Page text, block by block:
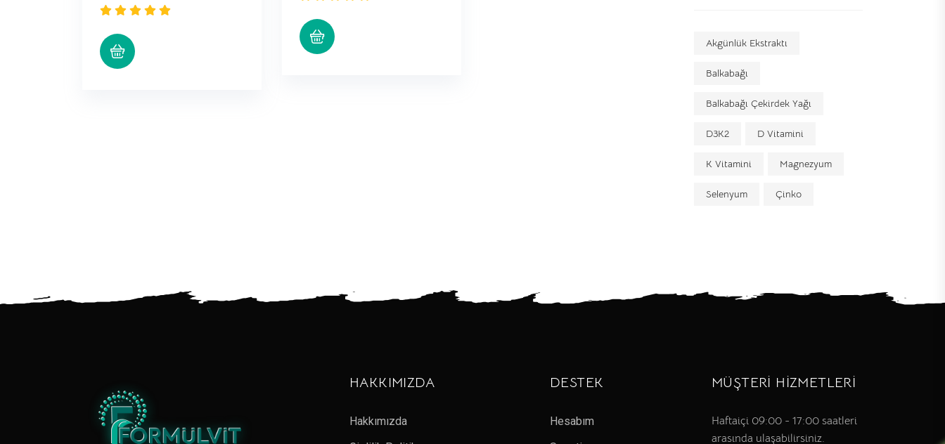
Akgünlük Ekstraktı
Balkabağı
Balkabağı Çekirdek Yağı
D3K2 D Vitamini
K Vitamini Magnezyum
Selenyum Çinko
HAKKIMIZDA
Hakkımızda
DESTEK
Hesabım
MÜŞTERİ HİZMETLERİ
Haftaiçi 09:00 - 17:00 saatleri
arasında ulaşabilirsiniz.